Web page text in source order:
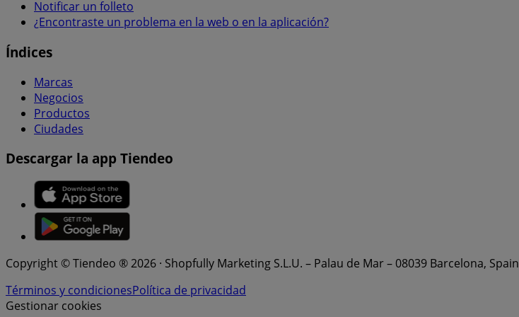
Notificar un folleto
¿Encontraste un problema en la web o en la aplicación?
Índices
Marcas
Negocios
Productos
Ciudades
Descargar la app Tiendeo
Copyright © Tiendeo ® 2026 · Shopfully Marketing S.L.U. – Palau de Mar – 08039 Barcelona, Spain
Términos y condicionesPolítica de privacidad
Gestionar cookies